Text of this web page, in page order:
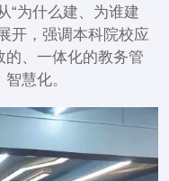
“为什么建、为谁建
开，强调本科院校应
、一体化的教务管
慧化。